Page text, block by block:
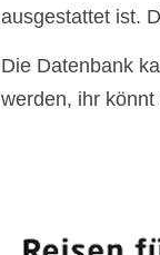
ausgestattet ist.
Die Datenbank
werden, ihr